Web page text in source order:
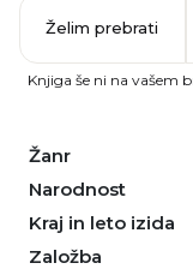
Žanr
Narodnost
Kraj in leto izida
Založba
Želim prebrati
Knjiga še ni na vašem